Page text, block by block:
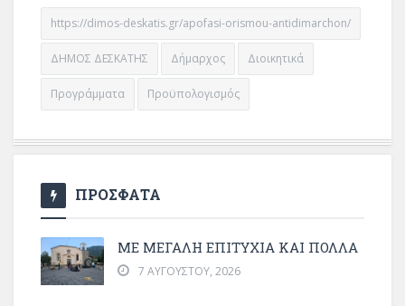
https://dimos-deskatis.gr/apofasi-orismou-antidimarchon/
ΔΗΜΟΣ ΔΕΣΚΑΤΗΣ Δήμαρχος Διοικητικά
Προγράμματα Προϋπολογισμός
ΠΡΟΣΦΑΤΑ
ΜΕ ΜΕΓΆΛΗ ΕΠΙΤΥΧΊΑ ΚΑΙ ΠΟΛΛΆ
7 ΑΥΓΟΎΣΤΟΥ, 2026